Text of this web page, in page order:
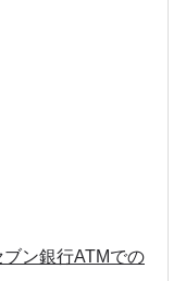
ン銀行ATMでの